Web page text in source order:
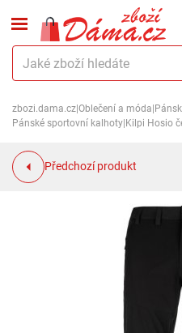
zbozi.dama.cz Oblečení a móda
Pánské sportovní kalhoty Kilpi Hosio
Předchozí produkt